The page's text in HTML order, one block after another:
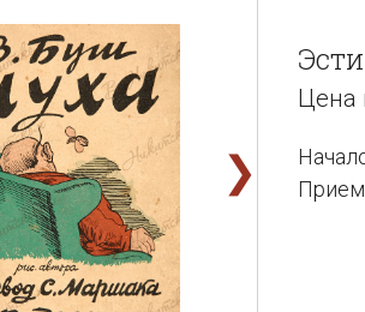
❯
Цена
Прием